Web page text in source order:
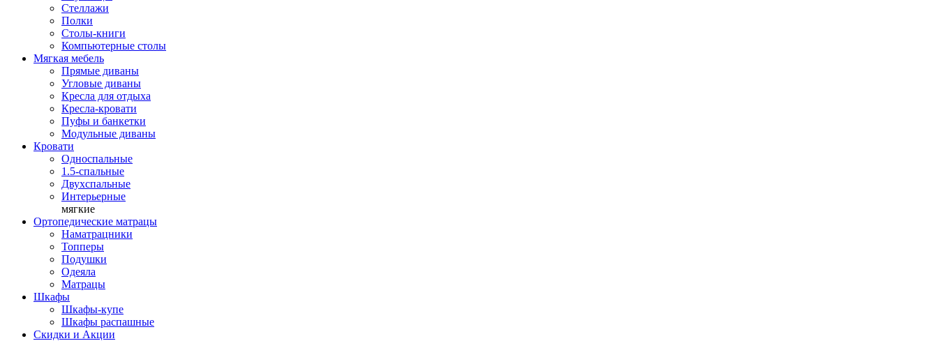
Стеллажи
Полки
Столы-книги
Компьютерные столы
Мягкая мебель
Прямые диваны
Угловые диваны
Кресла для отдыха
Кресла-кровати
Пуфы и банкетки
Модульные диваны
Кровати
Односпальные
1.5-спальные
Двухспальные
Интерьерные
мягкие
Ортопедические матрацы
Наматрацники
Топперы
Подушки
Одеяла
Матрацы
Шкафы
Шкафы-купе
Шкафы распашные
Скидки и Акции